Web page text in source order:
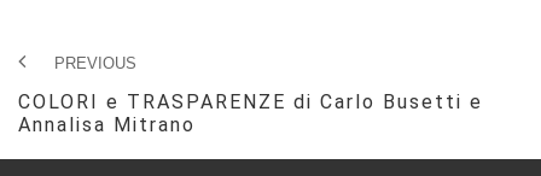
PREVIOUS
COLORI e TRASPARENZE di Carlo Busetti e
Annalisa Mitrano